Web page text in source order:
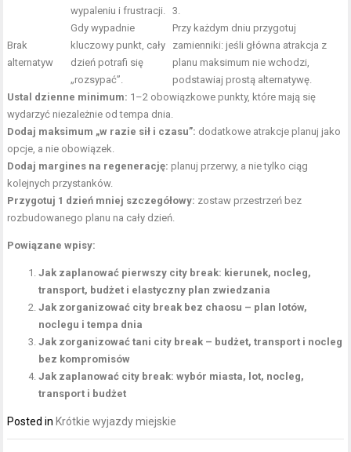
wypaleniu i frustracji.
3.
Brak
alternatyw
Gdy wypadnie
kluczowy punkt, cały
dzień potrafi się
„rozsypać”.
Przy każdym dniu przygotuj
zamienniki: jeśli główna atrakcja z
planu maksimum nie wchodzi,
podstawiaj prostą alternatywę.
Ustal dzienne minimum: 1–2 obowiązkowe punkty, które mają się
wydarzyć niezależnie od tempa dnia.
Dodaj maksimum „w razie sił i czasu”: dodatkowe atrakcje planuj jako
opcje, a nie obowiązek.
Dodaj margines na regenerację: planuj przerwy, a nie tylko ciąg
kolejnych przystanków.
Przygotuj 1 dzień mniej szczegółowy: zostaw przestrzeń bez
rozbudowanego planu na cały dzień.
Powiązane wpisy:
Jak zaplanować pierwszy city break: kierunek, nocleg,
transport, budżet i elastyczny plan zwiedzania
Jak zorganizować city break bez chaosu – plan lotów,
noclegu i tempa dnia
Jak zorganizować tani city break – budżet, transport i nocleg
bez kompromisów
Jak zaplanować city break: wybór miasta, lot, nocleg,
transport i budżet
Posted inKrótkie wyjazdy miejskie